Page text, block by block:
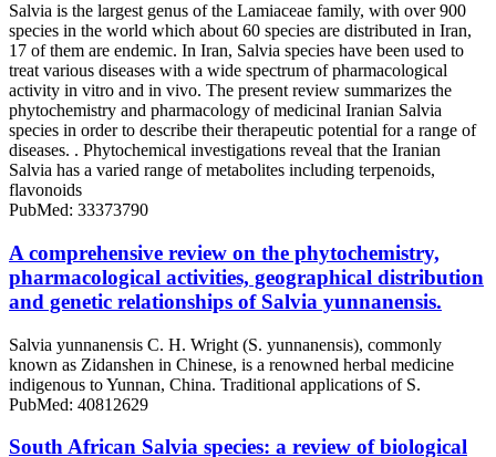
Salvia is the largest genus of the Lamiaceae family, with over 900
species in the world which about 60 species are distributed in Iran,
17 of them are endemic. In Iran, Salvia species have been used to
treat various diseases with a wide spectrum of pharmacological
activity in vitro and in vivo. The present review summarizes the
phytochemistry and pharmacology of medicinal Iranian Salvia
species in order to describe their therapeutic potential for a range of
diseases. . Phytochemical investigations reveal that the Iranian
Salvia has a varied range of metabolites including terpenoids,
flavonoids
PubMed: 33373790
A comprehensive review on the phytochemistry,
pharmacological activities, geographical distribution
and genetic relationships of Salvia yunnanensis.
Salvia yunnanensis C. H. Wright (S. yunnanensis), commonly
known as Zidanshen in Chinese, is a renowned herbal medicine
indigenous to Yunnan, China. Traditional applications of S.
PubMed: 40812629
South African Salvia species: a review of biological